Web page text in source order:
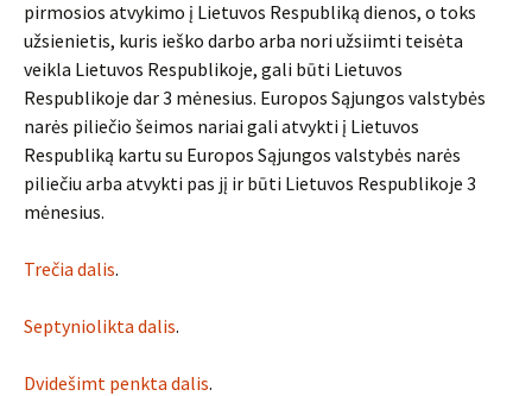
pirmosios atvykimo į Lietuvos Respubliką dienos, o toks
užsienietis, kuris ieško darbo arba nori užsiimti teisėta
veikla Lietuvos Respublikoje, gali būti Lietuvos
Respublikoje dar 3 mėnesius. Europos Sąjungos valstybės
narės piliečio šeimos nariai gali atvykti į Lietuvos
Respubliką kartu su Europos Sąjungos valstybės narės
piliečiu arba atvykti pas jį ir būti Lietuvos Respublikoje 3
mėnesius.
Trečia dalis.
Septyniolikta dalis.
Dvidešimt penkta dalis.